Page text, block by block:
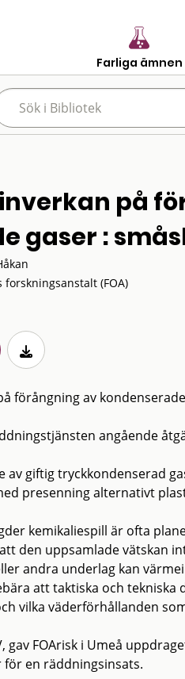
Farliga ämnen
på
gaser :
forskningsanstalt (FOA)
förångning av
angående
av giftig tryckkondenserad
presenning alternativt
kemikaliespill är ofta
den uppsamlade vätskan
andra underlag kan
att taktiska och
vilka väderförhållanden
gav FOArisk i Umeå
en räddningsinsats.